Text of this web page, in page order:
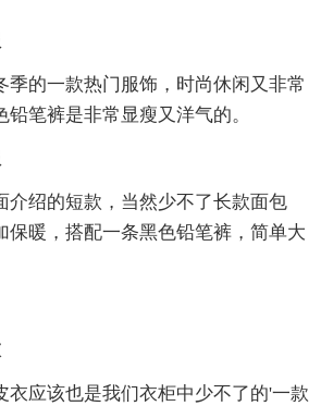
季的一款热门服饰，时尚休闲又非常
笔裤是非常显瘦又洋气的。
介绍的短款，当然少不了长款面包
保暖，搭配一条黑色铅笔裤，简单大
衣应该也是我们衣柜中少不了的'一款